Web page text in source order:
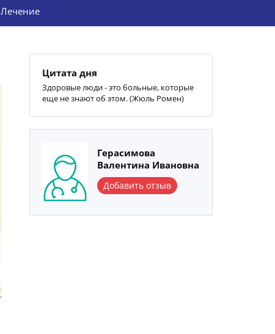
Лечение
Цитата дня
Здоровые люди - это больные, которые
еще не знают об этом. (Жюль Ромен)
Герасимова
Валентина Ивановна
Добавить отзыв